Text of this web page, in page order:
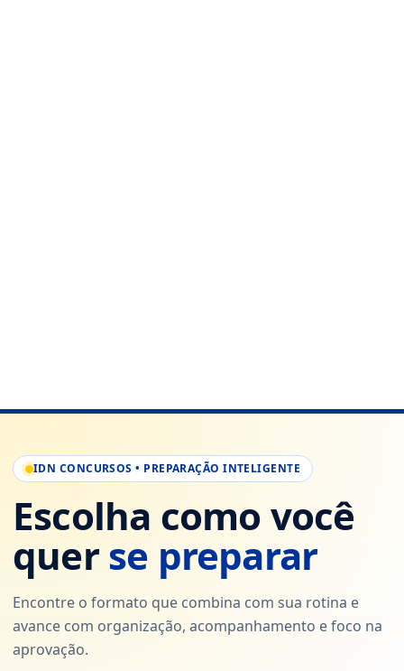
IDN CONCURSOS • PREPARAÇÃO INTELIGENTE
Escolha como você
querse preparar
Encontre o formato que combina com sua rotina e
avance com organização, acompanhamento e foco na
aprovação.